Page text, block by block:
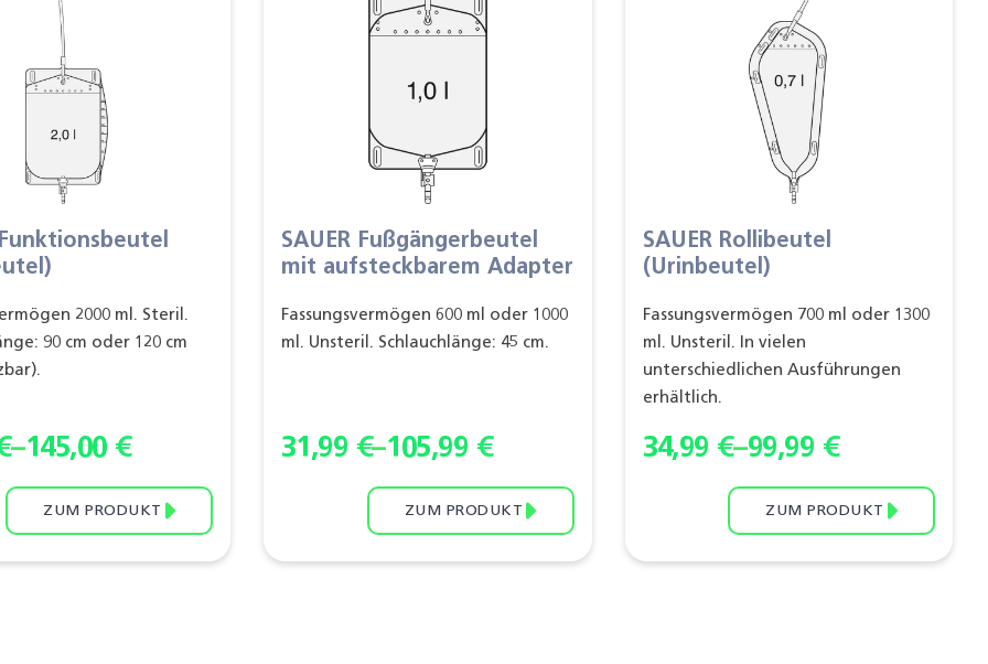
2000 ml. Steril.
90 cm oder 120 cm
–145,00 €
ZUM PRODUKT
SAUER Fußgängerbeutel
mit aufsteckbarem Adapter
Fassungsvermögen 600 ml oder 1000
ml. Unsteril. Schlauchlänge: 45 cm.
31,99 €–105,99 €
ZUM PRODUKT
SAUER Rollibeutel
(Urinbeutel)
Fassungsvermögen 700 ml oder 1300
ml. Unsteril. In vielen
unterschiedlichen Ausführungen
erhältlich.
34,99 €–99,99 €
ZUM PRODUKT